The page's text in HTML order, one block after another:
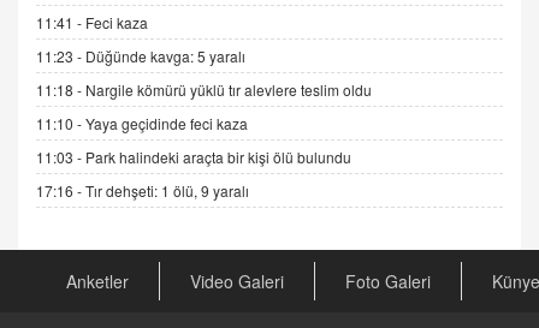
GÖNÜL MENEKŞE
Şifacının Yolu
04.11.2025 12:56
AV. RÜMEYSA ÖZKALE
Kira Uyuşmazlıklarında Dava Açmadan Önce
Arabulucuya Başvuru Şartı
CAN UĞURATEŞ
Değişen yapısıyla Suriye
11:41 - Feci kaza
11:23 - Düğünde kavga: 5 yaralı
11:18 - Nargile kömürü yüklü tır alevlere teslim oldu
11:10 -Yaya geçidinde feci kaza
11:03 - Park halindeki araçta bir kişi ölü bulundu
17:16 -Tır dehşeti: 1 ölü, 9 yaralı
Anketler Video Galeri Foto Galeri Künye